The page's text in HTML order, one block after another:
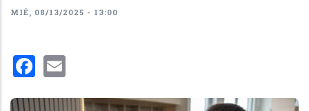
MIÉ, 08/13/2025 - 13:00
Facebook